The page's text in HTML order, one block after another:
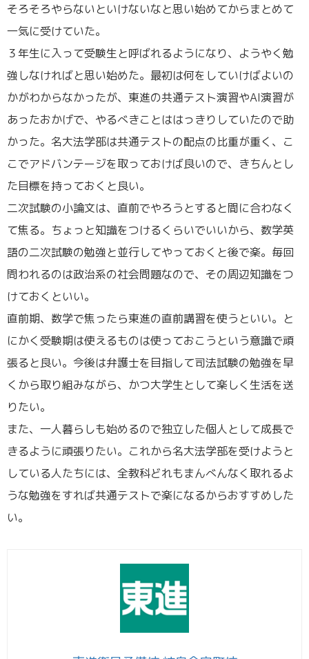
そろそろやらないといけないなと思い始めてからまとめて
一気に受けていた。
３年生に入って受験生と呼ばれるようになり、ようやく勉
強しなければと思い始めた。最初は何をしていけばよいの
かがわからなかったが、東進の共通テスト演習やAI演習が
あったおかげで、やるべきことははっきりしていたので助
かった。名大法学部は共通テストの配点の比重が重く、こ
こでアドバンテージを取っておけば良いので、きちんとし
た目標を持っておくと良い。
二次試験の小論文は、直前でやろうとすると間に合わなく
て焦る。ちょっと知識をつけるくらいでいいから、数学英
語の二次試験の勉強と並行してやっておくと後で楽。毎回
問われるのは政治系の社会問題なので、その周辺知識をつ
けておくといい。
直前期、数学で焦ったら東進の直前講習を使うといい。と
にかく受験期は使えるものは使っておこうという意識で頑
張ると良い。今後は弁護士を目指して司法試験の勉強を早
くから取り組みながら、かつ大学生として楽しく生活を送
りたい。
また、一人暮らしも始めるので独立した個人として成長で
きるように頑張りたい。これから名大法学部を受けようと
している人たちには、全教科どれもまんべんなく取れるよ
うな勉強をすれば共通テストで楽になるからおすすめした
い。